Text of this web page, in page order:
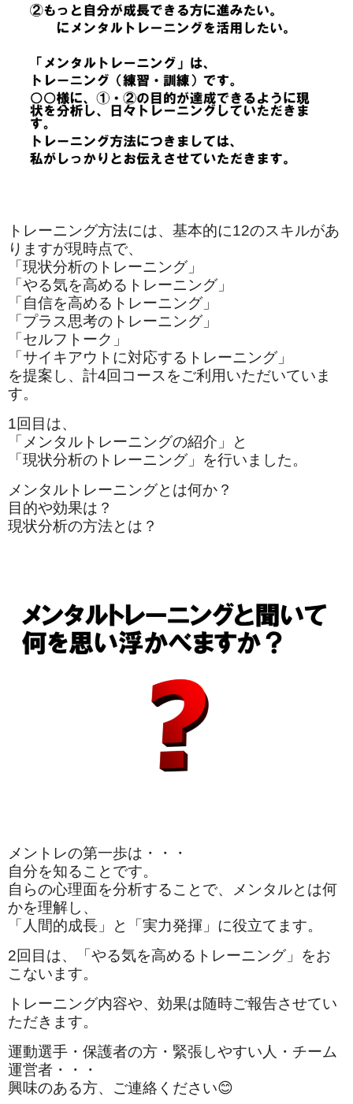
トレーニング方法には、基本的に12のスキルがあ
りますが現時点で、
「現状分析のトレーニング」
「やる気を高めるトレーニング」
「自信を高めるトレーニング」
「プラス思考のトレーニング」
「セルフトーク」
「サイキアウトに対応するトレーニング」
を提案し、計4回コースをご利用いただいていま
す。
1回目は、
「メンタルトレーニングの紹介」と
「現状分析のトレーニング」を行いました。
メンタルトレーニングとは何か？
目的や効果は？
現状分析の方法とは？
メントレの第一歩は・・・
自分を知ることです。
自らの心理面を分析することで、メンタルとは何
かを理解し、
「人間的成長」と「実力発揮」に役立てます。
2回目は、「やる気を高めるトレーニング」をお
こないます。
トレーニング内容や、効果は随時ご報告させてい
ただきます。
運動選手・保護者の方・緊張しやすい人・チーム
運営者・・・
興味のある方、ご連絡ください😊